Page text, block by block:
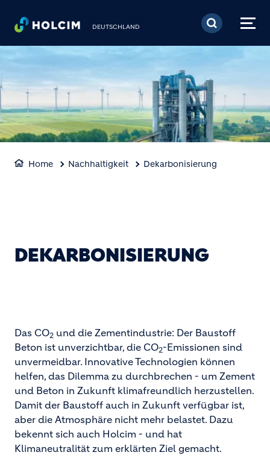
Direkt zum Inhalt
DEUTSCHLAND
Home Nachhaltigkeit Dekarbonisierung
DEKARBONISIERUNG
Das CO2 und die Zementindustrie: Der Baustoff
Beton ist unverzichtbar, die CO2-Emissionen sind
unvermeidbar. Innovative Technologien können
helfen, das Dilemma zu durchbrechen - um Zement
und Beton in Zukunft klimafreundlich herzustellen.
Damit der Baustoff auch in Zukunft verfügbar ist,
aber die Atmosphäre nicht mehr belastet. Dazu
bekennt sich auch Holcim - und hat
Klimaneutralität zum erklärten Ziel gemacht.